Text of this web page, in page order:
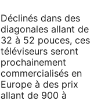
Déclinés dans des
diagonales allant de
32 à 52 pouces, ces
téléviseurs seront
prochainement
commercialisés en
Europe à des prix
allant de 900 à